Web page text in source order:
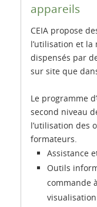
appareils
CEIA propose
l’utilisation et
dispensés par
sur site que
Le programme
second niveau
l’utilisation des
formateurs.
Assistance
Outils
commande